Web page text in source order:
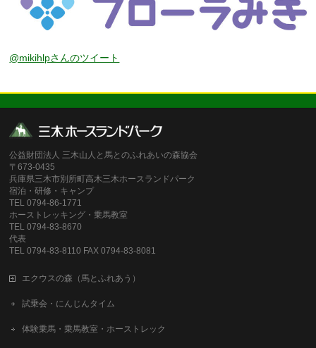
@mikihlpさんのツイート
公益財団法人 三木山人と馬とのふれあいの森協会
〒673-0435
兵庫県三木市別所町高木三木ホースランドパーク
宿泊・研修・キャンプ
TEL 0794-86-1771
ホーストレッキング・乗馬教室
TEL 0794-83-8670
代表
TEL 0794-83-8110 FAX 0794-83-8081
エクウスの森（馬とふれあう）
試乗会・にんじんタイム
体験乗馬・乗馬教室・ホーストレック